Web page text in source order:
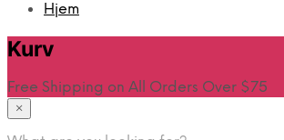
Hjem
Kurv
Free Shipping on All Orders Over $75
×